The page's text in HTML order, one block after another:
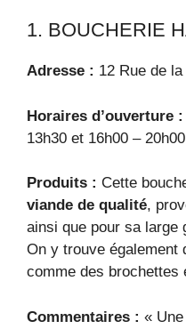
1. BOUCHERIE
Adresse : 12 Rue de
Horaires d’ouverture :
13h30 et 16h00 – 20h00
Produits : Cette
viande de qualité,
ainsi que pour sa large
On y trouve également
comme des brochettes
Commentaires : «